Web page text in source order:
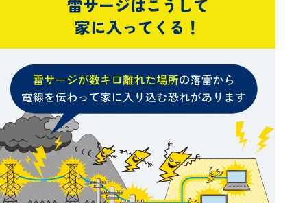
雷サージはこうして
家に入ってくる！